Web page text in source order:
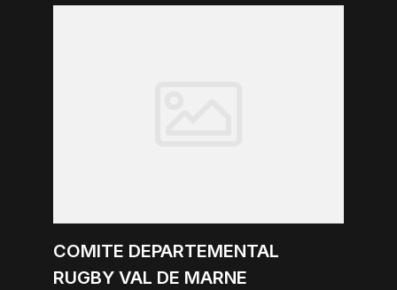
COMITE DEPARTEMENTAL
RUGBY VAL DE MARNE